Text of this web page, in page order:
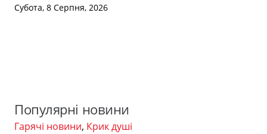
Субота, 8 Серпня, 2026
Популярні новини
Гарячі новини, Крик душі